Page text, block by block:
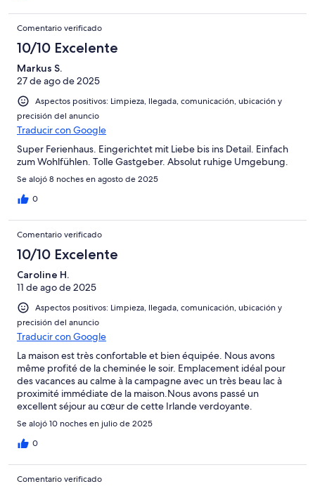
enjoyed our week-long stay!
Comentario verificado
10/10 Excelente
Markus S.
27 de ago de 2025
Aspectos positivos: Limpieza, llegada, comunicación, ubicación y
precisión del anuncio
Traducir con Google
Super Ferienhaus. Eingerichtet mit Liebe bis ins Detail. Einfach
zum Wohlfühlen. Tolle Gastgeber. Absolut ruhige Umgebung.
Se alojó 8 noches en agosto de 2025
0
Comentario verificado
10/10 Excelente
Caroline H.
11 de ago de 2025
Aspectos positivos: Limpieza, llegada, comunicación, ubicación y
precisión del anuncio
Traducir con Google
La maison est très confortable et bien équipée. Nous avons
même profité de la cheminée le soir. Emplacement idéal pour
des vacances au calme à la campagne avec un très beau lac à
proximité immédiate de la maison.Nous avons passé un
excellent séjour au cœur de cette Irlande verdoyante.
Se alojó 10 noches en julio de 2025
0
Comentario verificado